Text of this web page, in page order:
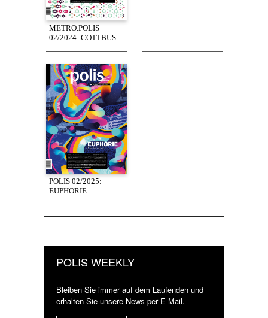
METRO.POLIS
02/2024: COTTBUS
POLIS 02/2025:
EUPHORIE
POLIS WEEKLY
Bleiben Sie immer auf dem Laufenden und
erhalten Sie unsere News per E-Mail.